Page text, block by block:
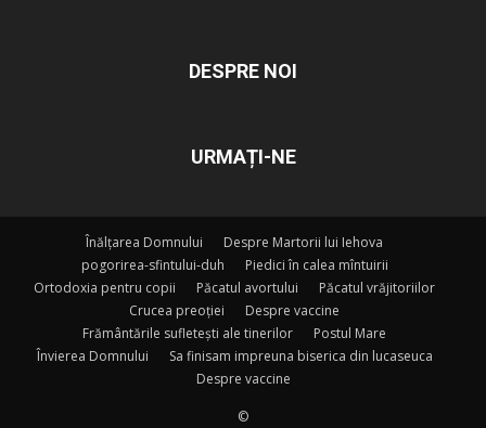
DESPRE NOI
URMAȚI-NE
Înălțarea Domnului
Despre Martorii lui Iehova
pogorirea-sfintului-duh
Piedici în calea mîntuirii
Ortodoxia pentru copii
Păcatul avortului
Păcatul vrăjitoriilor
Crucea preoției
Despre vaccine
Frământările sufletești ale tinerilor
Postul Mare
Învierea Domnului
Sa finisam impreuna biserica din lucaseuca
Despre vaccine
©